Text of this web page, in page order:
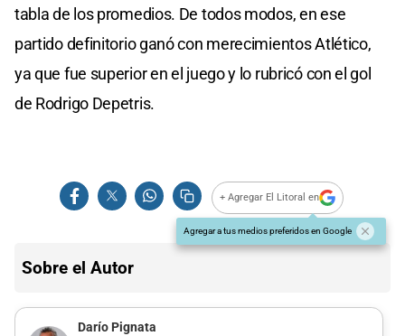
tabla de los promedios. De todos modos, en ese
partido definitorio ganó con merecimientos Atlético,
ya que fue superior en el juego y lo rubricó con el gol
de Rodrigo Depetris.
+ Agregar El Litoral en
Agregar a tus medios preferidos en Google
Sobre el Autor
Darío Pignata